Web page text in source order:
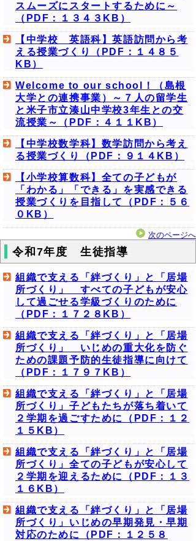
スムーズにスタートするために～
（PDF：１３４３KB）
【中学校 英語科】英語訪問から考
える授業づくり（PDF：１４８５
KB）
Welcome to our school！（島根
大学との連携事業）～７人の留学生
と米子市立湊山中学校3年生との交
流授業～（PDF：４１１KB）
【中学校数学科】数学訪問から考え
る授業づくり（PDF：９１４KB）
【小学校算数科】全ての子どもが
「わかる」「できる」を実感できる
授業づくりを目指して（PDF：５６
０KB）
次のページへ
令和7年度 生徒指導
組織で支える「絆づくり」と「居場
所づくり」 すべての子どもが安心
して過ごせる学級づくりのために
（PDF：１７２８KB）
組織で支える「絆づくり」と「居場
所づくり」 いじめの重大化を防ぐ
ための課題予防的生徒指導に向けて
（PDF：１７９７KB）
組織で支える「絆づくり」と「居場
所づくり」子どもたちが落ち着いて
２学期を過ごすために（PDF：１２
１５KB）
組織で支える「絆づくり」と「居場
所づくり」全ての子どもが安心して
２学期を迎えるために（PDF：１３
１６KB）
組織で支える「絆づくり」と「居場
所づくり」いじめの早期発見・早期
対応のために（PDF：１２５８